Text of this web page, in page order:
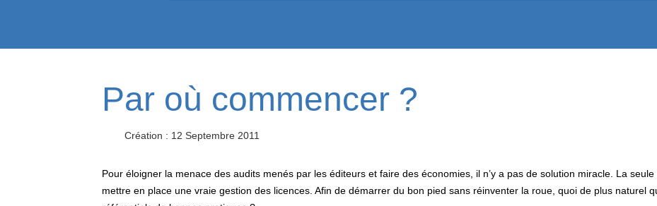
Par où commencer ?
Création : 12 Septembre 2011
Pour éloigner la menace des audits menés par les éditeurs et faire des économies, il n’y a pas de solution miracle. La
mettre en place une vraie gestion des licences. Afin de démarrer du bon pied sans réinventer la roue, quoi de plus naturel